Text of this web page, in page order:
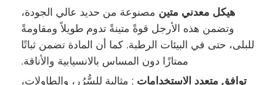
هيكل معدني متين مصنوعة من حديد عالي الجودة،
وتضمن هذه الأرجل قوةً متينةً تدوم طويلاً ومقاومةً
للبلى، حتى في البيئات الرطبة. كما أن المادة تضمن ثباتًا
ممتازًا دون المساس بالانسيابية والأناقة.
‌توافق متعدد الاستخدامات ‏: مثالية للسُّرُر، والطاولات،